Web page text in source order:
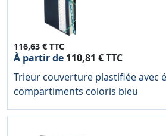
116,63 € TTC
À partir de 110,81 € TTC
Trieur couverture plastifiée avec
compartiments coloris bleu